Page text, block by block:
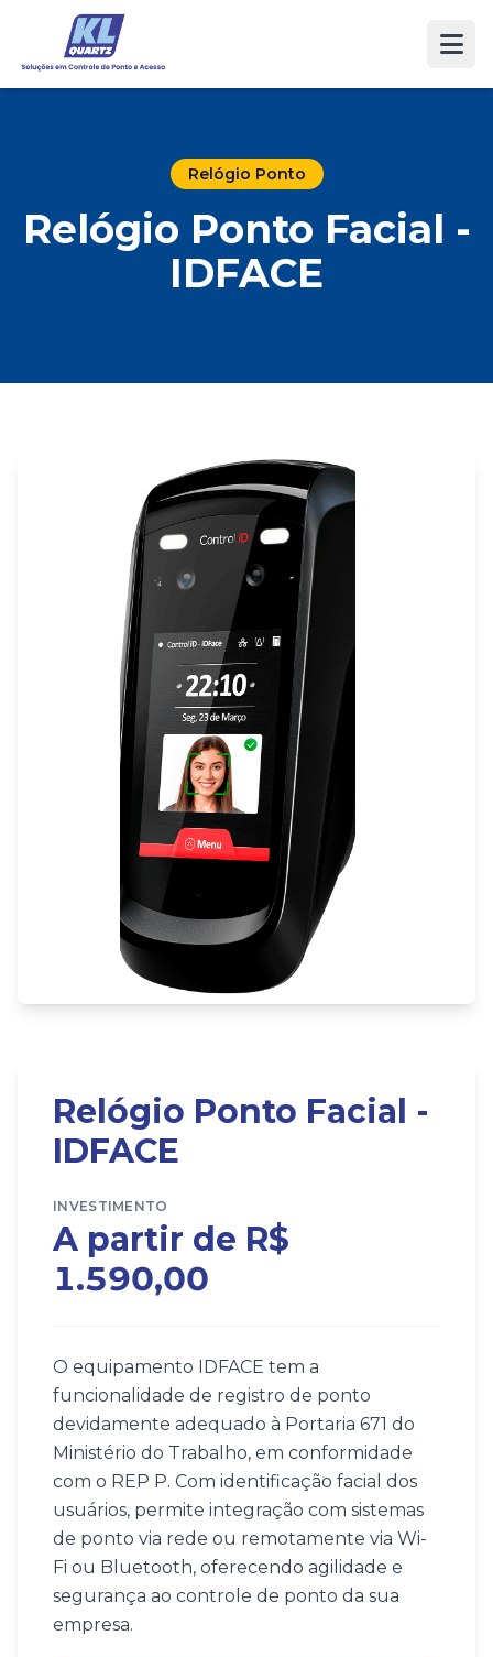
Relógio Ponto
Relógio Ponto Facial -
IDFACE
Relógio Ponto Facial -
IDFACE
INVESTIMENTO
A partir de R$
1.590,00
O equipamento IDFACE tem a
funcionalidade de registro de ponto
devidamente adequado à Portaria 671 do
Ministério do Trabalho, em conformidade
com o REP P. Com identificação facial dos
usuários, permite integração com sistemas
de ponto via rede ou remotamente via Wi-
Fi ou Bluetooth, oferecendo agilidade e
segurança ao controle de ponto da sua
empresa.